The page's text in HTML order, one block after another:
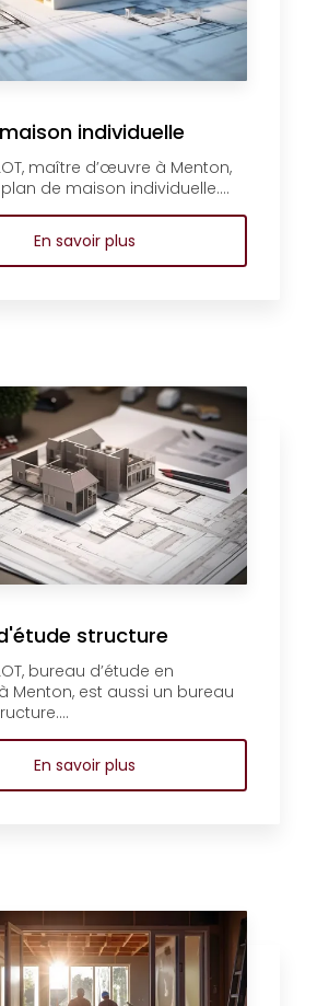
individuelle
maître d’œuvre à Menton,
de maison individuelle....
En savoir plus
structure
bureau d’étude en
Menton, est aussi un bureau
En savoir plus